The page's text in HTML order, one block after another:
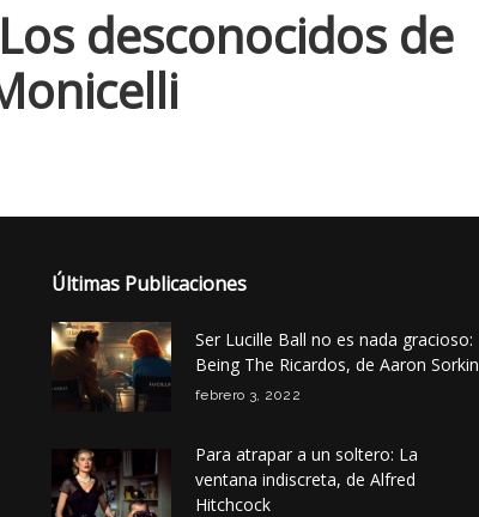
desconocidos de
Últimas Publicaciones
Ser Lucille Ball no es nada gracioso:
Being The Ricardos, de Aaron Sorkin
febrero 3, 2022
Para atrapar a un soltero: La
ventana indiscreta, de Alfred
Hitchcock